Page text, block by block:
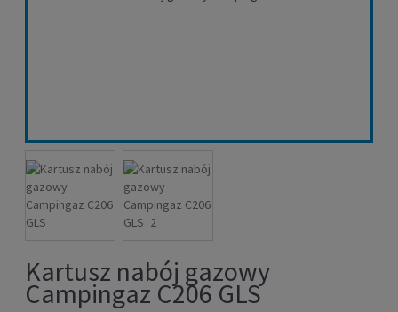
Kartusz nabój gazowy
Campingaz C206 GLS